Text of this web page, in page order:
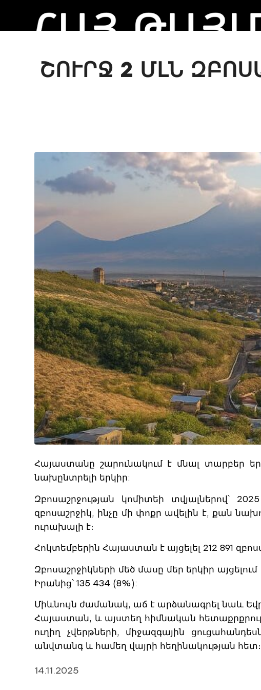
ՇՈՒՐՋ 2 ՄԼՆ
Հայաստանը շարունակում է մնալ տարբեր
նախընտրելի երկիր:
Զբոսաշրջության կոմիտեի տվյալներով՝
զբոսաշրջիկ, ինչը մի փոքր ավելին է, քան
ուրախալի է։
Հոկտեմբերին Հայաստան է այցելել 212 891
Զբոսաշրջիկների մեծ մասը մեր երկիր
Իրանից՝ 135 434 (8%):
Միևնույն ժամանակ, աճ է արձանագրել նաև
Հայաստան, և այստեղ հիմնական
ուղիղ չվերթների, միջազգային
անվտանգ և համեղ վայրի հեղինակության հետ։
14.11.2025